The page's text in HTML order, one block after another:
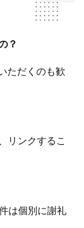
？
ただくのも歓
リンクするこ
は個別に謝礼